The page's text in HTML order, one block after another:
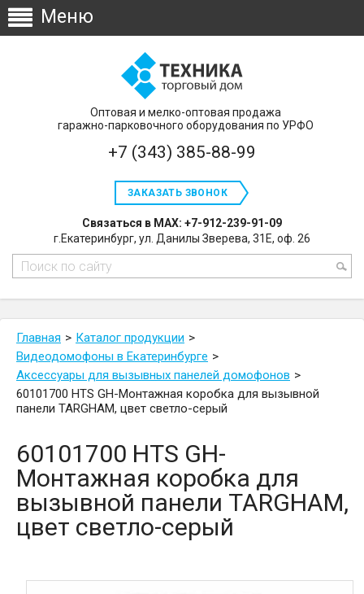
Оптовая и мелко-оптовая продажа
гаражно-парковочного оборудования по УРФО
+7 (343) 385-88-99
ЗАКАЗАТЬ ЗВОНОК
Связаться в MAX: +7-912-239-91-09
г.Екатеринбург, ул. Данилы Зверева, 31Е, оф. 26
Главная
Каталог продукции
Видеодомофоны в Екатеринбурге
Аксессуары для вызывных панелей домофонов
60101700 HTS GH-Монтажная коробка для вызывной
панели TARGHAM, цвет светло-серый
60101700 HTS GH-
Монтажная коробка для
вызывной панели TARGHAM,
цвет светло-серый